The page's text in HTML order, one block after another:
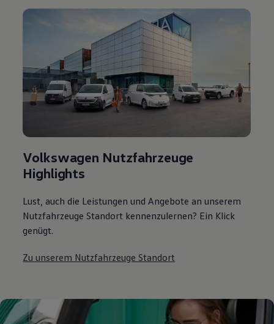
Volkswagen Nutzfahrzeuge
Highlights
Lust, auch die Leistungen und Angebote an unserem
Nutzfahrzeuge Standort kennenzulernen? Ein Klick
genügt.
Zu unserem Nutzfahrzeuge Standort